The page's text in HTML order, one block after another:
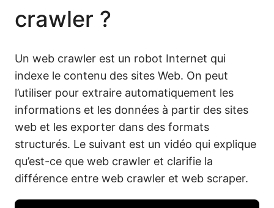
crawler ?
Un web crawler est un robot Internet qui
indexe le contenu des sites Web. On peut
l’utiliser pour extraire automatiquement les
informations et les données à partir des sites
web et les exporter dans des formats
structurés. Le suivant est un vidéo qui explique
qu’est-ce que web crawler et clarifie la
différence entre web crawler et web scraper.